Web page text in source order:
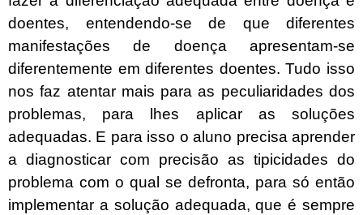
doentes, entendendo-se de que diferentes
manifestações de doença apresentam-se
diferentemente em diferentes doentes. Tudo isso
nos faz atentar mais para as peculiaridades dos
problemas, para lhes aplicar as soluções
adequadas. E para isso o aluno precisa aprender
a diagnosticar com precisão as tipicidades do
problema com o qual se defronta, para só então
implementar a solução adequada, que é sempre